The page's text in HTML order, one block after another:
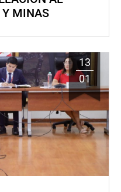
Y MINAS
13
01